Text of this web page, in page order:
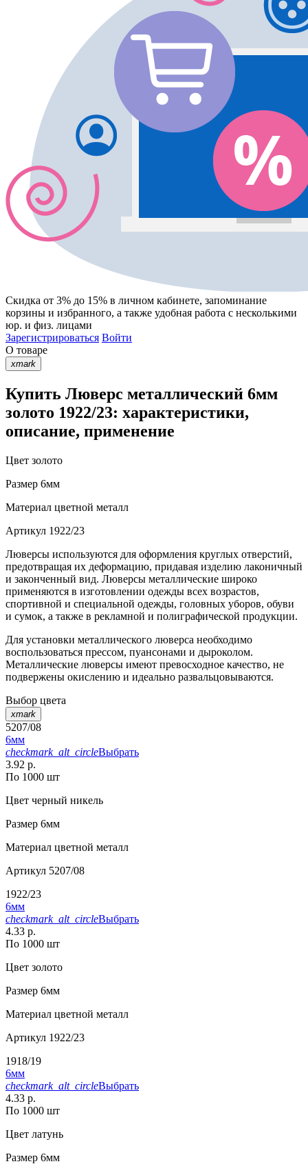
Скидка от 3% до 15% в личном кабинете, запоминание
корзины и избранного, а также удобная работа с несколькими
юр. и физ. лицами
Зарегистрироваться Войти
О товаре
xmark
Купить Люверс металлический 6мм
золото 1922/23: характеристики,
описание, применение
Цвет золото
Размер 6мм
Материал цветной металл
Артикул 1922/23
Люверсы используются для оформления круглых отверстий,
предотвращая их деформацию, придавая изделию лаконичный
и законченный вид. Люверсы металлические широко
применяются в изготовлении одежды всех возрастов,
спортивной и специальной одежды, головных уборов, обуви
и сумок, а также в рекламной и полиграфической продукции.
Для установки металлического люверса необходимо
воспользоваться прессом, пуансонами и дыроколом.
Металлические люверсы имеют превосходное качество, не
подвержены окислению и идеально развальцовываются.
Выбор цвета
xmark
5207/08
6мм
checkmark_alt_circleВыбрать
3.92 р.
По 1000 шт
Цвет черный никель
Размер 6мм
Материал цветной металл
Артикул 5207/08
1922/23
6мм
checkmark_alt_circleВыбрать
4.33 р.
По 1000 шт
Цвет золото
Размер 6мм
Материал цветной металл
Артикул 1922/23
1918/19
6мм
checkmark_alt_circleВыбрать
4.33 р.
По 1000 шт
Цвет латунь
Размер 6мм